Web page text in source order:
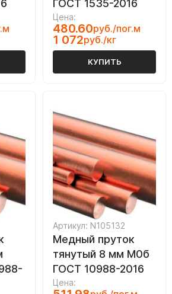
ГОСТ 1535-2016
Цена:
480.60руб./пог.м
1 072руб./кг
КУПИТЬ
Артикул: N105132
Медный пруток
тянутый 8 мм М0б
ГОСТ 10988-2016
Цена: